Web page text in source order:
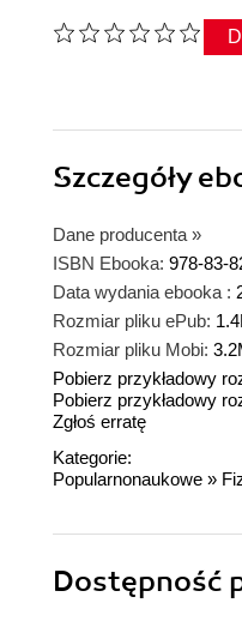
Szczegóły
Dane producenta »
ISBN Ebooka: 978-83-
Data wydania ebooka :
Rozmiar pliku ePub:
Rozmiar pliku Mobi:
Pobierz przykładowy
Pobierz przykładowy
Zgłoś erratę
Kategorie:
Popularnonaukowe »
Dostępność